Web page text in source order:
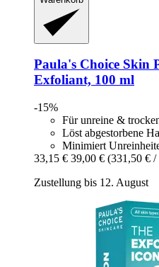
Paula's Choice Skin
Exfoliant, 100 ml
-15%
Für unreine &
Löst abgestorbene
Minimiert
33,15 € 39,00 € (331,50 € /
Zustellung bis 12. August